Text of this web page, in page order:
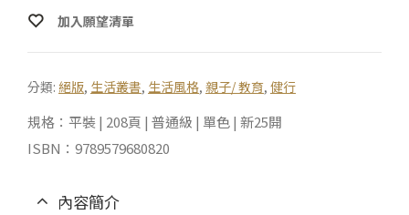
加入願望清單
分類: 絕版, 生活叢書, 生活風格, 親子/ 教育, 健行
規格：平裝 | 208頁 | 普通級 | 單色 | 新25開
ISBN：9789579680820
內容簡介